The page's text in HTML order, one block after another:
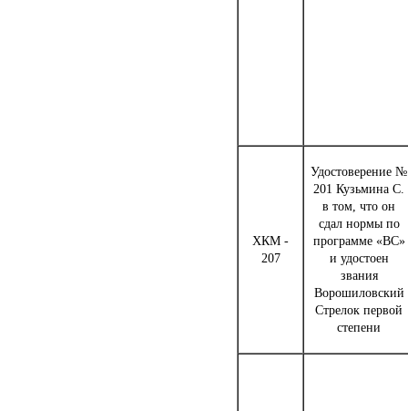
ХКМ -
207
Удостоверение №
201 Кузьмина С.
в том, что он
сдал нормы по
программе «ВС»
и удостоен
звания
Ворошиловский
Стрелок первой
степени